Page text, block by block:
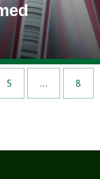
5 … 8